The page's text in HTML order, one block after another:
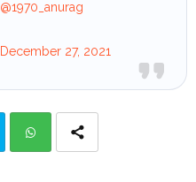
@1970_anurag
December 27, 2021